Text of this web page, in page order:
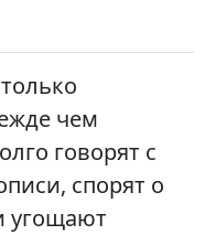
чем
говорят с
спорят о
угощают